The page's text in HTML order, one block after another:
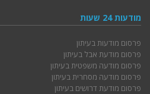
מודעות 24 שעות
פרסום מודעות בעיתון
פרסום מודעת אבל בעיתון
פרסום מודעה משפטית בעיתון
פרסום מודעה מסחרית בעיתון
פרסום מודעת דרושים בעיתון